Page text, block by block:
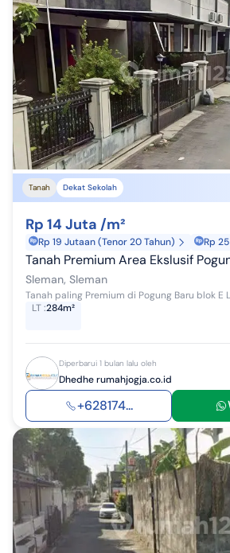
Tanah Dekat Sekolah
Rp 14 Juta /m²
Rp 19 Jutaan (Tenor 20 Tahun) Rp
Tanah Premium Area Ekslusif Pogung
Sleman, Sleman
LT:284m²
Diperbarui 1 bulan lalu oleh
Dhedhe rumahjogja.co.id
+628174...